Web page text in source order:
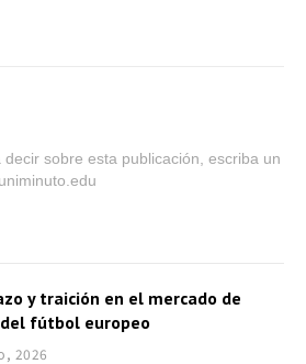
sobre esta publicación, escriba un
y traición en el mercado de
fútbol europeo
2026